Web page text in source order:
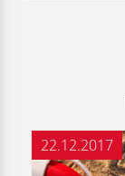
22.12.2017